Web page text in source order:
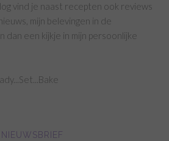
vind je naast recepten ook reviews
mijn belevingen in de
dan een kijkje in mijn persoonlijke
NIEUWSBRIEF